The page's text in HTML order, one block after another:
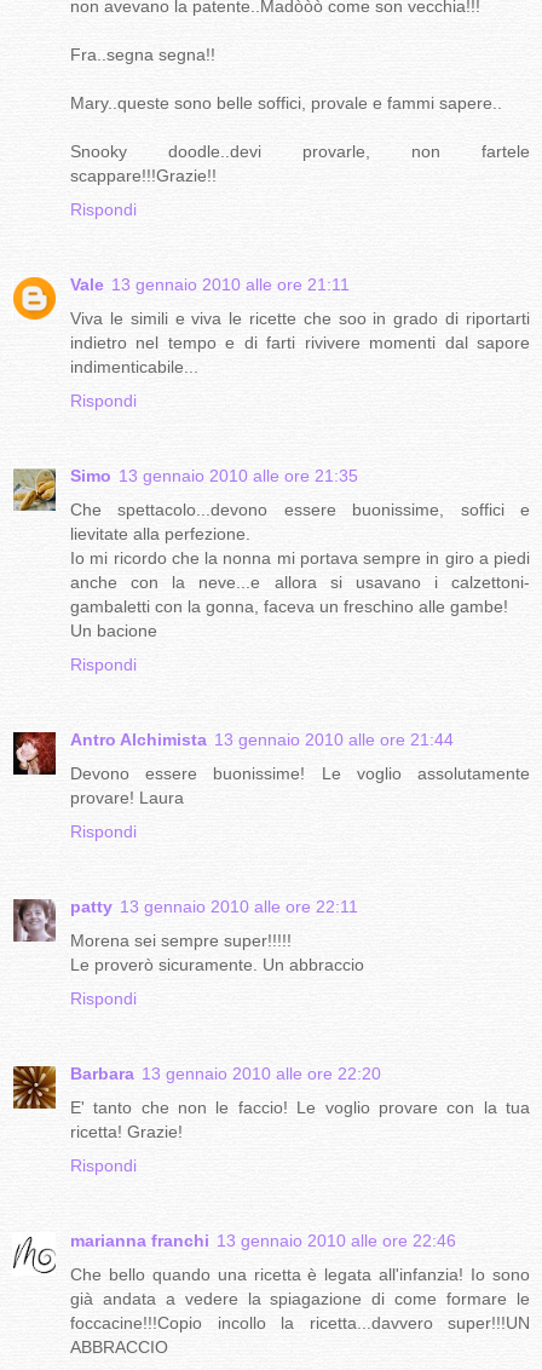
non avevano la patente..Madòòò come son vecchia!!!
Fra..segna segna!!
Mary..queste sono belle soffici, provale e fammi sapere..
Snooky doodle..devi provarle, non fartele
scappare!!!Grazie!!
Rispondi
Vale 13 gennaio 2010 alle ore 21:11
Viva le simili e viva le ricette che soo in grado di riportarti
indietro nel tempo e di farti rivivere momenti dal sapore
indimenticabile...
Rispondi
Simo 13 gennaio 2010 alle ore 21:35
Che spettacolo...devono essere buonissime, soffici e
lievitate alla perfezione.
Io mi ricordo che la nonna mi portava sempre in giro a piedi
anche con la neve...e allora si usavano i calzettoni-
gambaletti con la gonna, faceva un freschino alle gambe!
Un bacione
Rispondi
Antro Alchimista 13 gennaio 2010 alle ore 21:44
Devono essere buonissime! Le voglio assolutamente
provare! Laura
Rispondi
patty 13 gennaio 2010 alle ore 22:11
Morena sei sempre super!!!!!
Le proverò sicuramente. Un abbraccio
Rispondi
Barbara 13 gennaio 2010 alle ore 22:20
E' tanto che non le faccio! Le voglio provare con la tua
ricetta! Grazie!
Rispondi
marianna franchi 13 gennaio 2010 alle ore 22:46
Che bello quando una ricetta è legata all'infanzia! Io sono
già andata a vedere la spiagazione di come formare le
foccacine!!!Copio incollo la ricetta...davvero super!!!UN
ABBRACCIO